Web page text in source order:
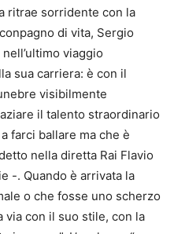
ritrae sorridente con la
conpagno di vita, Sergio
viaggio
sua carriera: è con il
visibilmente
il talento straordinario
farci ballare ma che è
nella diretta Rai Flavio
-. Quando è arrivata la
o che fosse uno scherzo
via con il suo stile, con la